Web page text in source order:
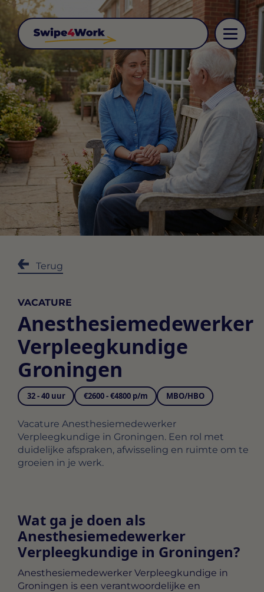
Terug
VACATURE
Anesthesiemedewerker
Verpleegkundige
Groningen
32 - 40 uur €2600 - €4800 p/m MBO/HBO
Vacature Anesthesiemedewerker
Verpleegkundige in Groningen. Een rol met
duidelijke afspraken, afwisseling en ruimte om te
groeien in je werk.
Wat ga je doen als
Anesthesiemedewerker
Verpleegkundige in Groningen?
Anesthesiemedewerker Verpleegkundige in
Groningen is een verantwoordelijke en